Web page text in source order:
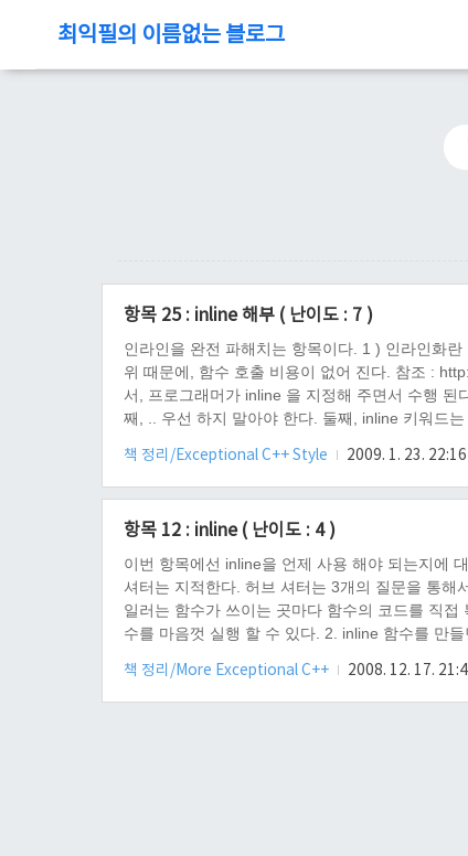
최익필의 이름없는 블로그
항목 25 : inline 해부 ( 난이도 : 7 )
인라인을 완전 파해치는 항목이다. 1 ) 인라인화
위 때문에, 함수 호출 비용이 없어 진다. 참조 :
서, 프로그래머가 inline 을 지정해 주면서 수행 된
째, .. 우선 하지 말아야 한다. 둘째, inline 키워드
책 정리/Exceptional C++ Style
2009. 1. 23. 22:16
항목 12 : inline ( 난이도 : 4 )
이번 항목에선 inline을 언제 사용 해야 되는지에
셔터는 지적한다. 허브 셔터는 3개의 질문을 통
일러는 함수가 쓰이는 곳마다 함수의 코드를 직
수를 마음껏 실행 할 수 있다. 2. inline 함수를 만
때문이다. a )..
책 정리/More Exceptional C++ 2008. 12. 17.